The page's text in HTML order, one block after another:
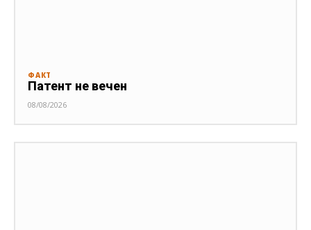
ФАКТ
Патент не вечен
08/08/2026